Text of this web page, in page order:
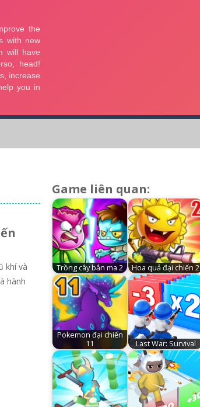
khí và
hành
Game liên quan:
Trồng cây bắn ma 2 Hoa quả đại chiến 2
Pokemon đại chiến
11
Last War: Survival